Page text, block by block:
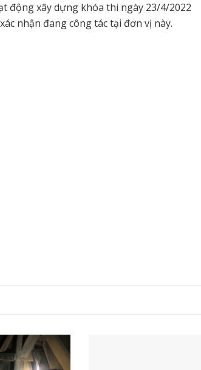
động xây dựng khóa thi ngày 23/4/2022
nhận đang công tác tại đơn vị này.